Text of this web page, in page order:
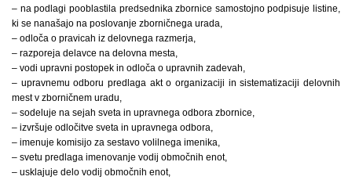
– na podlagi pooblastila predsednika zbornice samostojno podpisuje listine,
ki se nanašajo na poslovanje zborničnega urada,
– odloča o pravicah iz delovnega razmerja,
– razporeja delavce na delovna mesta,
– vodi upravni postopek in odloča o upravnih zadevah,
– upravnemu odboru predlaga akt o organizaciji in sistematizaciji delovnih
mest v zborničnem uradu,
– sodeluje na sejah sveta in upravnega odbora zbornice,
– izvršuje odločitve sveta in upravnega odbora,
– imenuje komisijo za sestavo volilnega imenika,
– svetu predlaga imenovanje vodij območnih enot,
– usklajuje delo vodij območnih enot,